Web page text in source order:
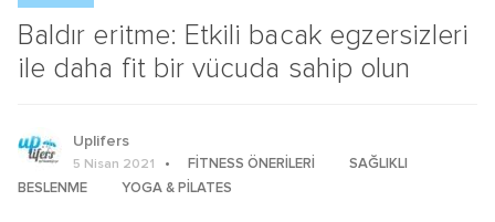
Baldır eritme: Etkili bacak egzersizleri
ile daha fit bir vücuda sahip olun
Uplifers
5 Nisan 2021 FITNESS ÖNERILERI
SAĞLIKLI
BESLENME
YOGA & PILATES